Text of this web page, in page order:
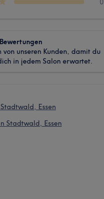
0
von unseren Kunden, damit du
in jedem Salon erwartet.
Essen
Stadtwald, Essen